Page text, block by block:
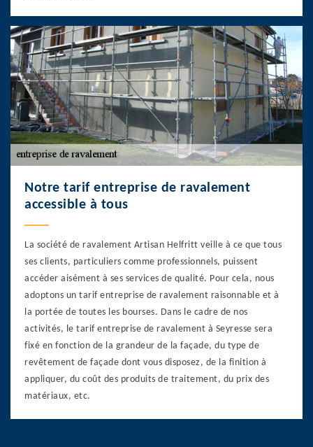
Notre tarif entreprise de ravalement
accessible à tous
La société de ravalement Artisan Helfritt veille à ce que tous
ses clients, particuliers comme professionnels, puissent
accéder aisément à ses services de qualité. Pour cela, nous
adoptons un tarif entreprise de ravalement raisonnable et à
la portée de toutes les bourses. Dans le cadre de nos
activités, le tarif entreprise de ravalement à Seyresse sera
fixé en fonction de la grandeur de la façade, du type de
revêtement de façade dont vous disposez, de la finition à
appliquer, du coût des produits de traitement, du prix des
matériaux, etc.